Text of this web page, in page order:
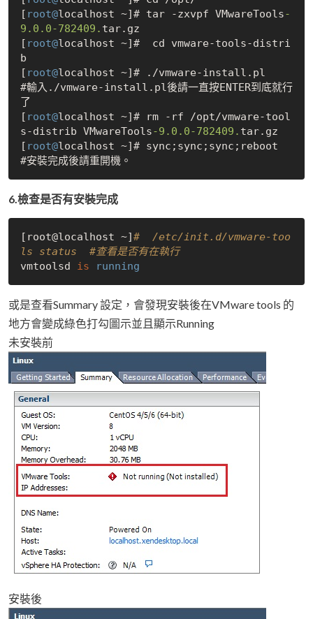
[ root@localhost ~]# tar -zxvpf VMwareTools-
9.0 .0-782409. tar.gz
[ root@localhost ~]#  cd vmware-tools-distri
b
[ root@localhost ~]# ./vmware-install.pl
#輸入./vmware-install.pl後請一直按ENTER到底就行
了
[ root@localhost ~]# rm -rf /opt/vmware-tool
s-distrib VMwareTools-9.0 .0-782409. tar.gz
[ root@localhost ~]# sync;sync;sync;reboot
6.檢查是否有安裝完成
[root@localhost ~]#  /etc/init.d/vmware-too
ls status  #查看是否有在執行
vmtoolsd is running
或是查看Summary 設定，會發現安裝後在VMware tools 的
地方會變成綠色打勾圖示並且顯示Running
未安裝前
安裝後